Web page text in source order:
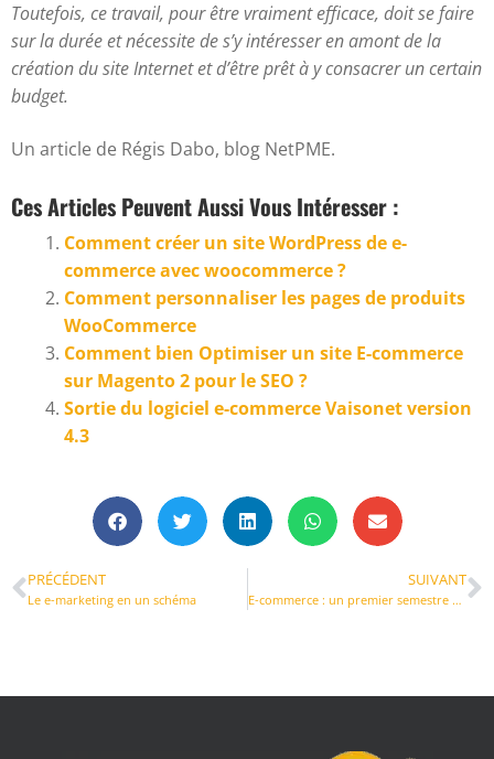
Toutefois, ce travail, pour être vraiment efficace, doit se faire
sur la durée et nécessite de s’y intéresser en amont de la
création du site Internet et d’être prêt à y consacrer un certain
budget.
Un article de Régis Dabo, blog NetPME.
Ces Articles Peuvent Aussi Vous Intéresser :
Comment créer un site WordPress de e-
commerce avec woocommerce ?
Comment personnaliser les pages de produits
WooCommerce
Comment bien Optimiser un site E-commerce
sur Magento 2 pour le SEO ?
Sortie du logiciel e-commerce Vaisonet version
4.3
PRÉCÉDENT
Le e-marketing en un schéma
SUIVANT
E-commerce : un premier semestre sur les chapeaux de roue